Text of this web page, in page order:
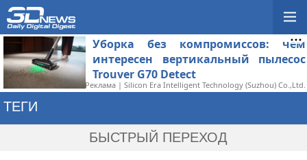
Уборка без компромиссов: чем
интересен вертикальный пылесос
Trouver G70 Detect
Реклама | Silicon Era Intelligent Technology (Suzhou) Co.,Ltd.
ТЕГИ
БЫСТРЫЙ ПЕРЕХОД